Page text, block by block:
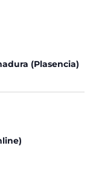
(Plasencia)